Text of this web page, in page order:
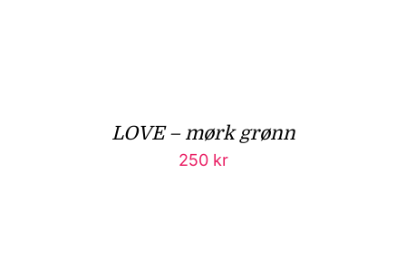
LOVE – mørk grønn
250 kr